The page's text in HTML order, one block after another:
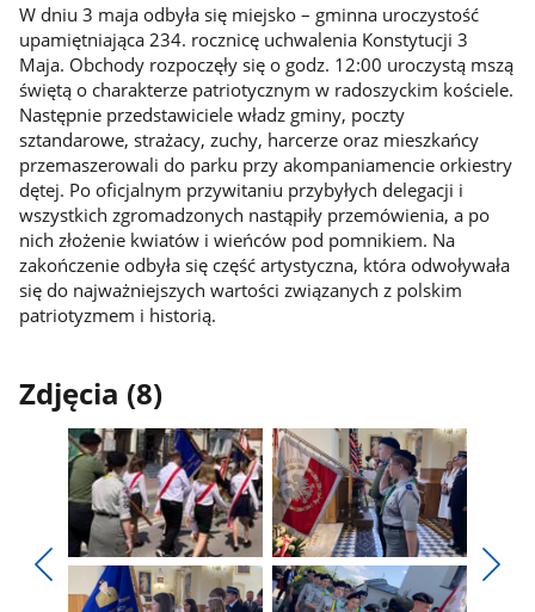
W dniu 3 maja odbyła się miejsko – gminna uroczystość
upamiętniająca 234. rocznicę uchwalenia Konstytucji 3
Maja. Obchody rozpoczęły się o godz. 12:00 uroczystą mszą
świętą o charakterze patriotycznym w radoszyckim kościele.
Następnie przedstawiciele władz gminy, poczty
sztandarowe, strażacy, zuchy, harcerze oraz mieszkańcy
przemaszerowali do parku przy akompaniamencie orkiestry
dętej. Po oficjalnym przywitaniu przybyłych delegacji i
wszystkich zgromadzonych nastąpiły przemówienia, a po
nich złożenie kwiatów i wieńców pod pomnikiem. Na
zakończenie odbyła się część artystyczna, która odwoływała
się do najważniejszych wartości związanych z polskim
patriotyzmem i historią.
Zdjęcia (8)
Pokaż
Pokaż
zdjęcie
Pokaż
zdjęcie